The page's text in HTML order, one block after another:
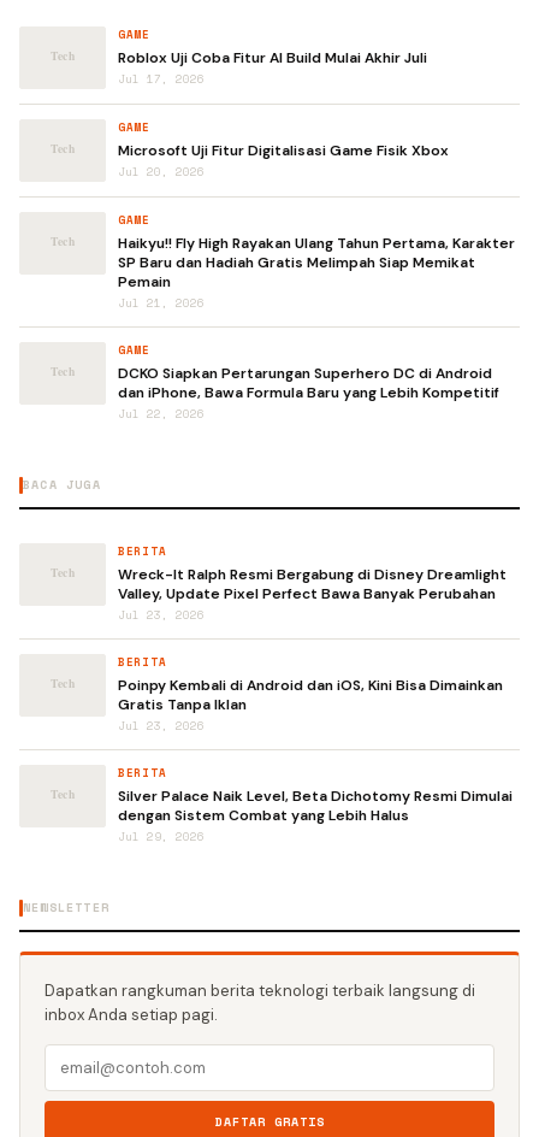
GAME
Roblox Uji Coba Fitur AI Build Mulai Akhir Juli
Jul 17, 2026
GAME
Microsoft Uji Fitur Digitalisasi Game Fisik Xbox
Jul 20, 2026
GAME
Haikyu!! Fly High Rayakan Ulang Tahun Pertama, Karakter
SP Baru dan Hadiah Gratis Melimpah Siap Memikat
Pemain
Jul 21, 2026
GAME
DCKO Siapkan Pertarungan Superhero DC di Android
dan iPhone, Bawa Formula Baru yang Lebih Kompetitif
Jul 22, 2026
BACA JUGA
BERITA
Wreck-It Ralph Resmi Bergabung di Disney Dreamlight
Valley, Update Pixel Perfect Bawa Banyak Perubahan
Jul 23, 2026
BERITA
Poinpy Kembali di Android dan iOS, Kini Bisa Dimainkan
Gratis Tanpa Iklan
Jul 23, 2026
BERITA
Silver Palace Naik Level, Beta Dichotomy Resmi Dimulai
dengan Sistem Combat yang Lebih Halus
Jul 29, 2026
NEWSLETTER
Dapatkan rangkuman berita teknologi terbaik langsung di
inbox Anda setiap pagi.
DAFTAR GRATIS